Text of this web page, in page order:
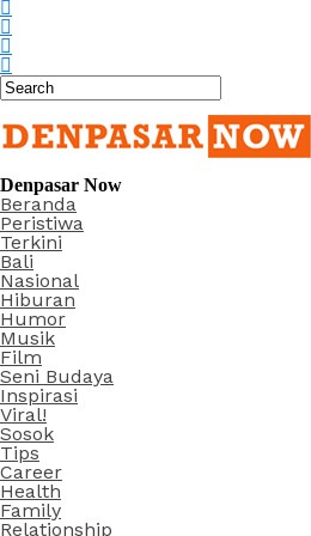
Denpasar Now
Beranda
Peristiwa
Terkini
Bali
Nasional
Hiburan
Humor
Musik
Film
Seni Budaya
Inspirasi
Viral!
Sosok
Tips
Career
Health
Family
Relationship